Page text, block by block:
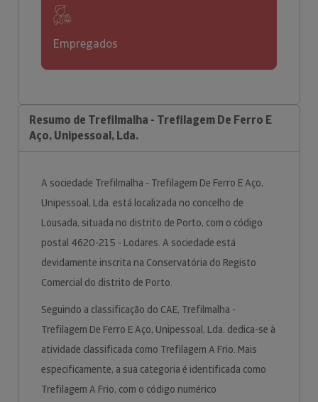
Empregados
Resumo de Trefilmalha - Trefilagem De Ferro E
Aço, Unipessoal, Lda.
A sociedade Trefilmalha - Trefilagem De Ferro E Aço,
Unipessoal, Lda. está localizada no concelho de
Lousada, situada no distrito de Porto, com o código
postal 4620-215 - Lodares. A sociedade está
devidamente inscrita na Conservatória do Registo
Comercial do distrito de Porto.
Seguindo a classificação do CAE, Trefilmalha -
Trefilagem De Ferro E Aço, Unipessoal, Lda. dedica-se à
atividade classificada como Trefilagem A Frio. Mais
especificamente, a sua categoria é identificada como
Trefilagem A Frio, com o código numérico